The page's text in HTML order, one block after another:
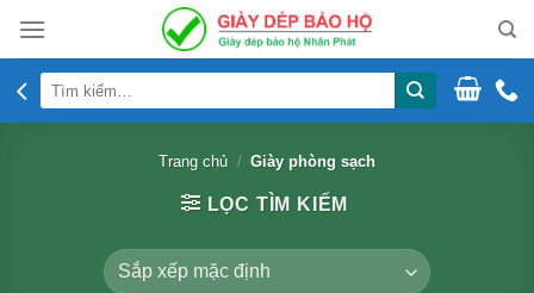
content
Tìm
kiếm:
Trang chủ / Giày phòng sạch
LỌC TÌM KIẾM